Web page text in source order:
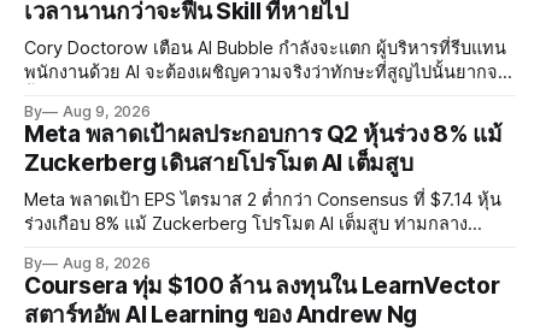
เวลานานกว่าจะฟื้น Skill ที่หายไป
Cory Doctorow เตือน AI Bubble กำลังจะแตก ผู้บริหารที่รีบแทน
พนักงานด้วย AI จะต้องเผชิญความจริงว่าทักษะที่สูญไปนั้นยากจะ
Source แทน
By Aug 9, 2026
Meta พลาดเป้าผลประกอบการ Q2 หุ้นร่วง 8% แม้
Zuckerberg เดินสายโปรโมต AI เต็มสูบ
Meta พลาดเป้า EPS ไตรมาส 2 ต่ำกว่า Consensus ที่ $7.14 หุ้น
ร่วงเกือบ 8% แม้ Zuckerberg โปรโมต AI เต็มสูบ ท่ามกลาง
การทำร้ายเด็ก
By Aug 8, 2026
Coursera ทุ่ม $100 ล้าน ลงทุนใน LearnVector
สตาร์ทอัพ AI Learning ของ Andrew Ng